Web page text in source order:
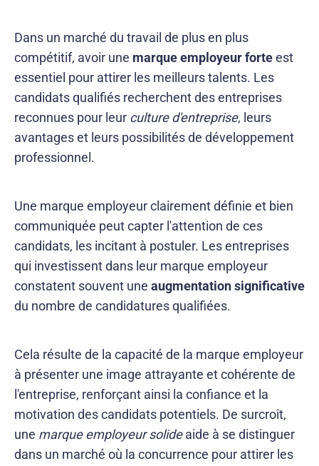
Dans un marché du travail de plus en plus
compétitif, avoir une marque employeur forteest
essentiel pour attirer les meilleurs talents. Les
candidats qualifiés recherchent des entreprises
reconnues pour leur culture d'entreprise, leurs
avantages et leurs possibilités de développement
professionnel.
Une marque employeur clairement définie et bien
communiquée peut capter l'attention de ces
candidats, les incitant à postuler. Les entreprises
qui investissent dans leur marque employeur
constatent souvent une augmentation significative
du nombre de candidatures qualifiées.
Cela résulte de la capacité de la marque employeur
à présenter une image attrayante et cohérente de
l'entreprise, renforçant ainsi la confiance et la
motivation des candidats potentiels. De surcroît,
une marque employeur solideaide à se distinguer
dans un marché où la concurrence pour attirer les